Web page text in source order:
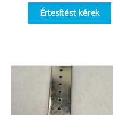
Értesítést kérek